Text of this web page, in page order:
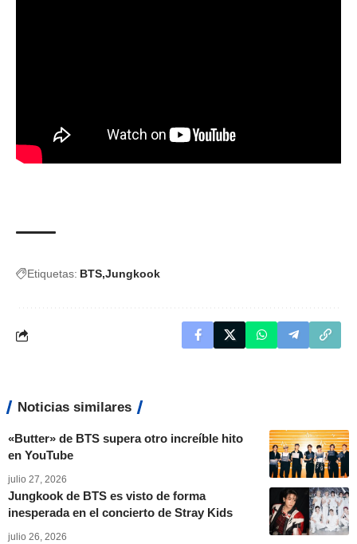
Etiquetas: BTS Jungkook
Noticias similares
«Butter» de BTS supera otro increíble hito
en YouTube
julio 27, 2026
Jungkook de BTS es visto de forma
inesperada en el concierto de Stray Kids
julio 26, 2026